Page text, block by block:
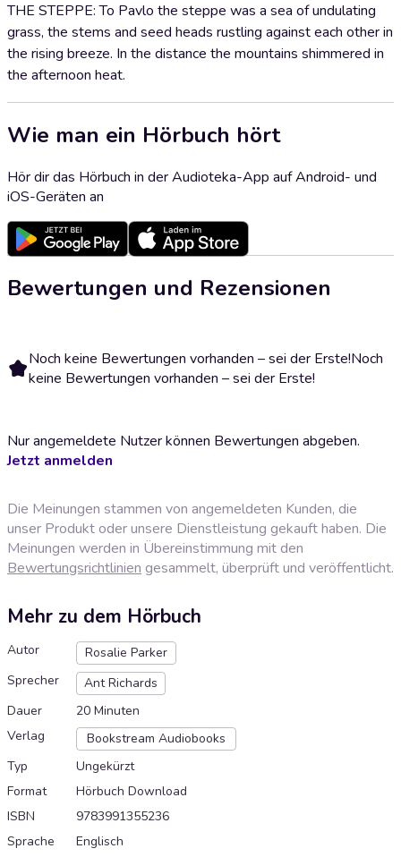
THE STEPPE: To Pavlo the steppe was a sea of undulating
grass, the stems and seed heads rustling against each other in
the rising breeze. In the distance the mountains shimmered in
the afternoon heat.
Wie man ein Hörbuch hört
Hör dir das Hörbuch in der Audioteka-App auf Android- und
iOS-Geräten an
Bewertungen und Rezensionen
Noch keine Bewertungen vorhanden – sei der Erste!Noch
keine Bewertungen vorhanden – sei der Erste!
Nur angemeldete Nutzer können Bewertungen abgeben.
Jetzt anmelden
Die Meinungen stammen von angemeldeten Kunden, die
unser Produkt oder unsere Dienstleistung gekauft haben. Die
Meinungen werden in Übereinstimmung mit den
Bewertungsrichtlinien gesammelt, überprüft und veröffentlicht.
Mehr zu dem Hörbuch
Autor
Rosalie Parker
Sprecher
Ant Richards
Dauer
20 Minuten
Verlag
Bookstream Audiobooks
Typ
Ungekürzt
Format
Hörbuch Download
ISBN
9783991355236
Sprache
Englisch